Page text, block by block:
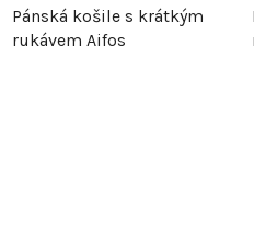
Pánská košile s krátkým
rukávem Aifos